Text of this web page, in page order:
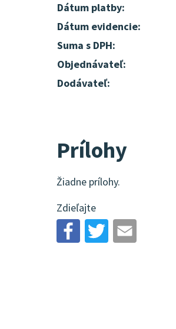
Dátum platby:
Dátum evidencie:
Suma s DPH:
Objednávateľ:
Dodávateľ:
Prílohy
Žiadne prílohy.
Zdieľajte